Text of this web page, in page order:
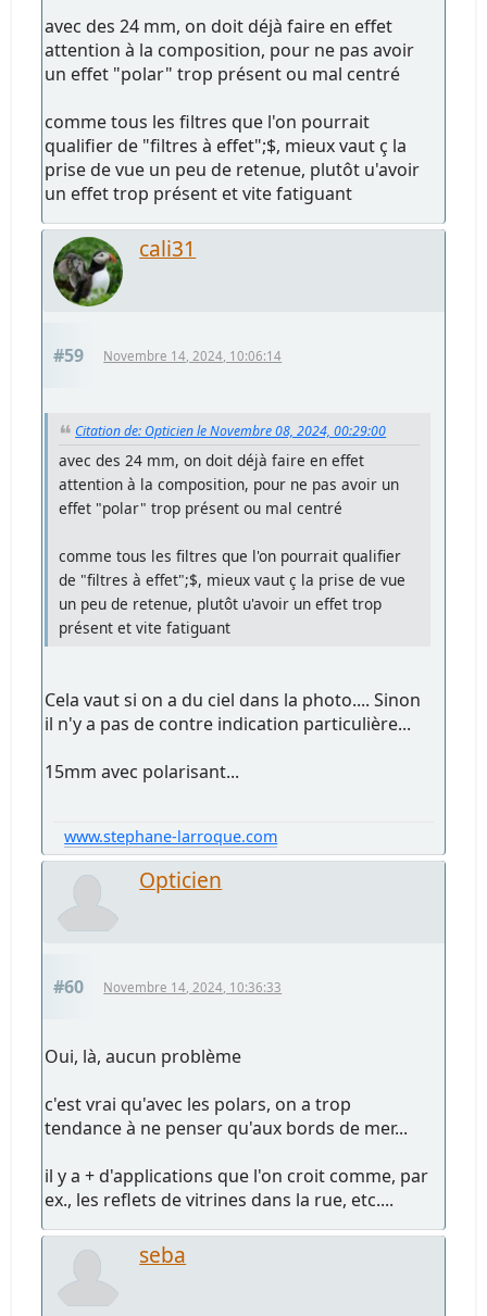
avec des 24 mm, on doit déjà faire en effet
attention à la composition, pour ne pas avoir
un effet "polar" trop présent ou mal centré
comme tous les filtres que l'on pourrait
qualifier de "filtres à effet";$, mieux vaut ç la
prise de vue un peu de retenue, plutôt u'avoir
un effet trop présent et vite fatiguant
cali31
#59 Novembre 14, 2024, 10:06:14
Citation de: Opticien le Novembre 08, 2024, 00:29:00
avec des 24 mm, on doit déjà faire en effet
attention à la composition, pour ne pas avoir un
effet "polar" trop présent ou mal centré
comme tous les filtres que l'on pourrait qualifier
de "filtres à effet";$, mieux vaut ç la prise de vue
un peu de retenue, plutôt u'avoir un effet trop
présent et vite fatiguant
Cela vaut si on a du ciel dans la photo.... Sinon
il n'y a pas de contre indication particulière...
15mm avec polarisant...
www.stephane-larroque.com
Opticien
#60 Novembre 14, 2024, 10:36:33
Oui, là, aucun problème
c'est vrai qu'avec les polars, on a trop
tendance à ne penser qu'aux bords de mer...
il y a + d'applications que l'on croit comme, par
ex., les reflets de vitrines dans la rue, etc....
seba